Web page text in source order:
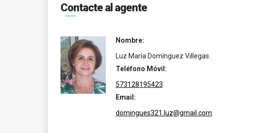
Contacte al agente
Nombre:
Luz María Domínguez Villegas
Teléfono Móvil:
573128195423
Email:
domingues321.luz@gmail.com